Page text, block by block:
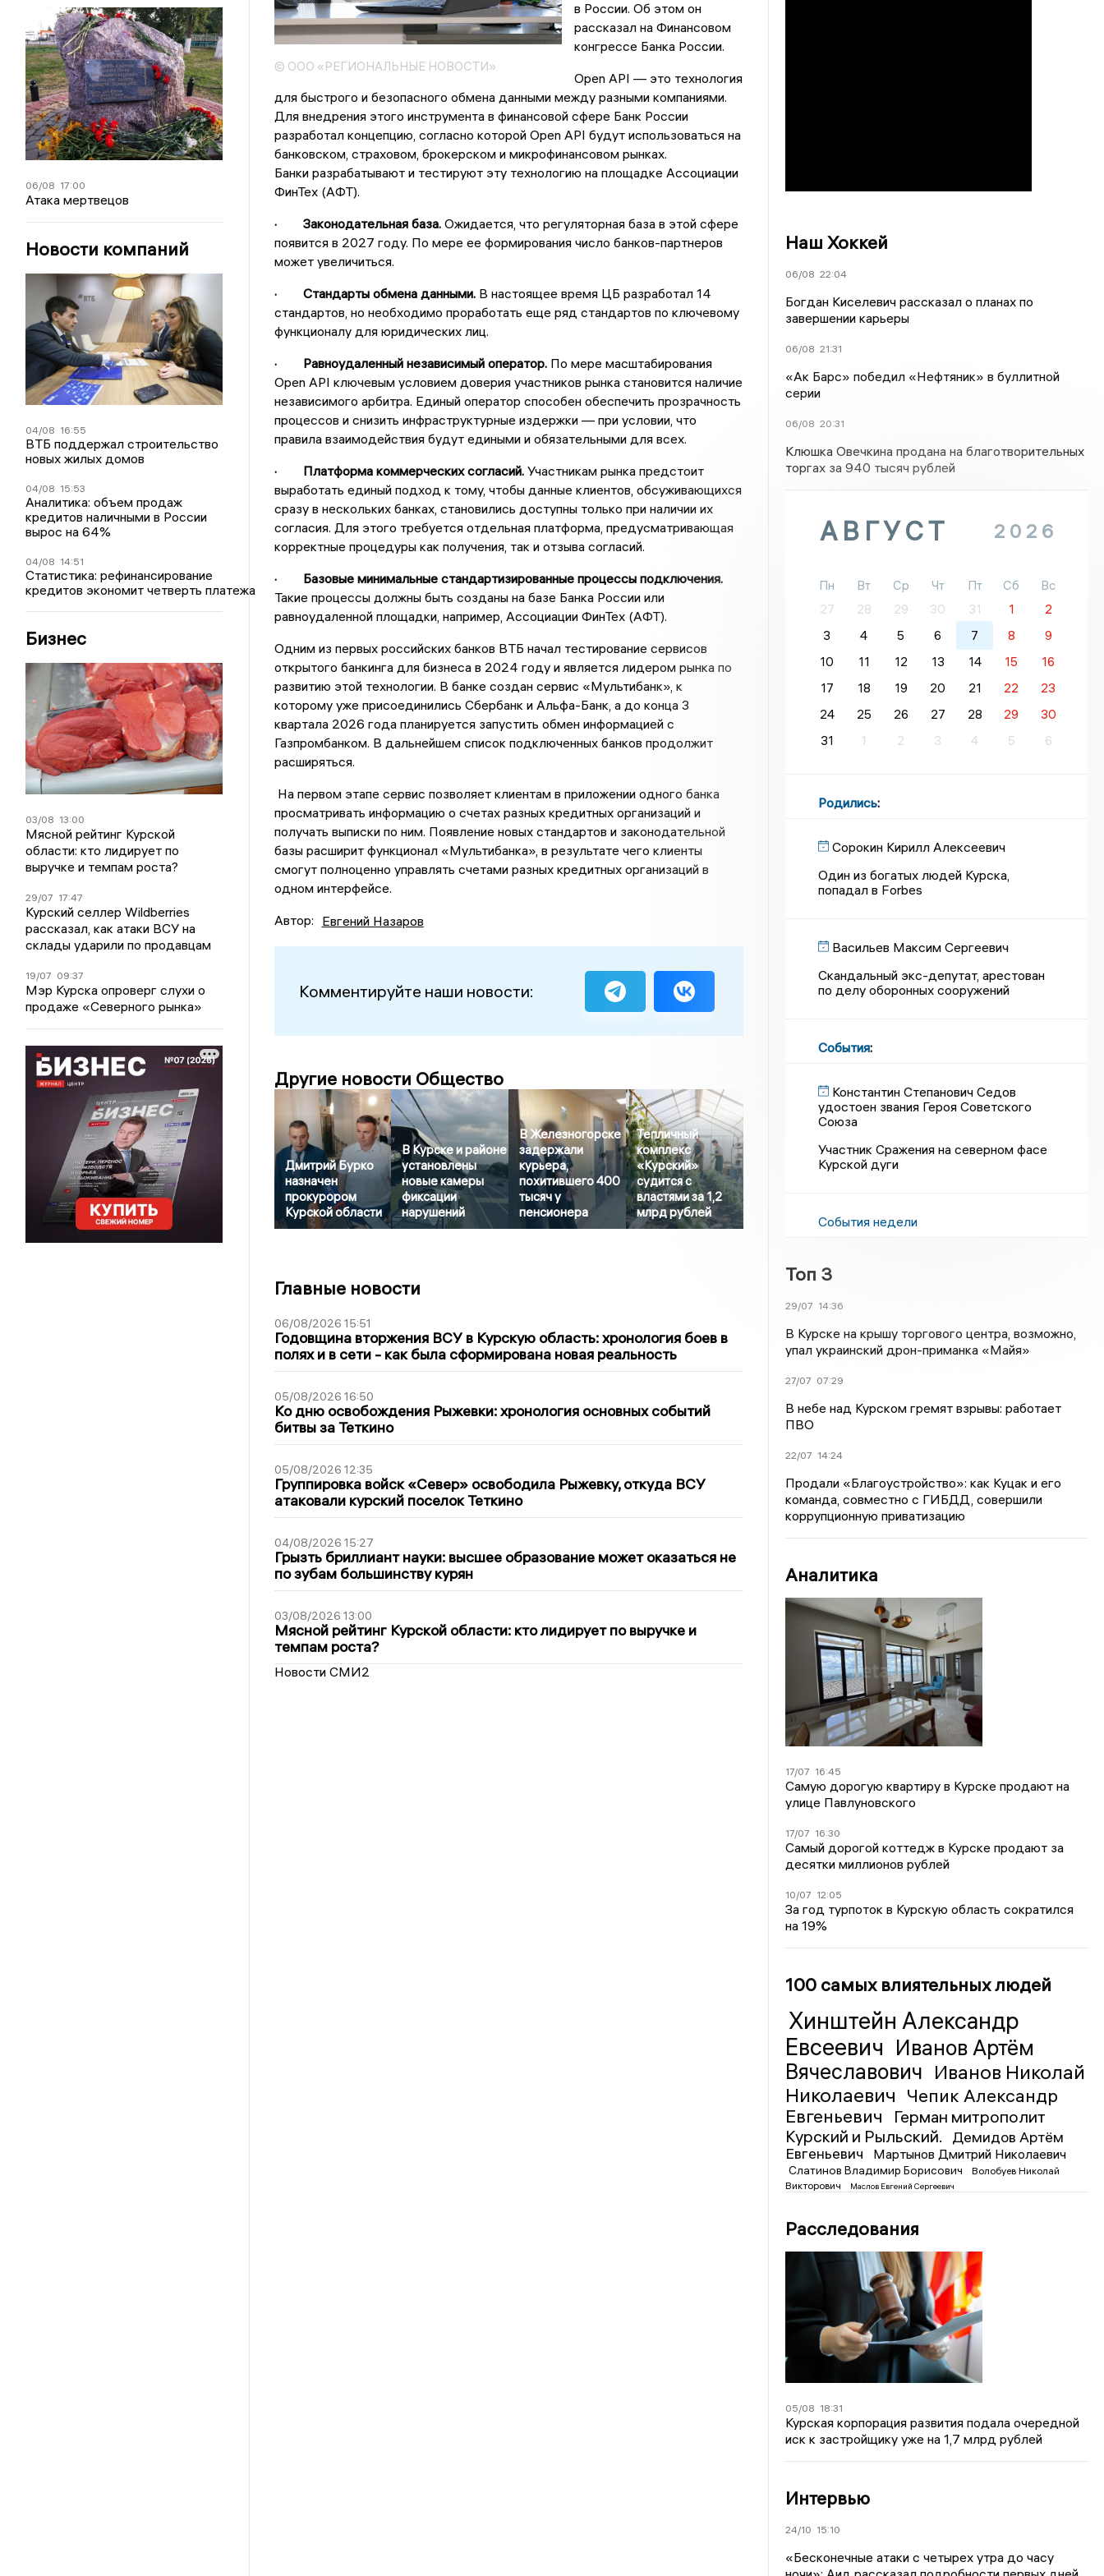
06/08 17:00
Атака мертвецов
Новости компаний
04/08 16:55
ВТБ поддержал строительство
новых жилых домов
04/08 15:53
Аналитика: объем продаж
кредитов наличными в России
вырос на 64%
04/08 14:51
Статистика: рефинансирование
кредитов экономит четверть платежа
Бизнес
03/08 13:00
Мясной рейтинг Курской
области: кто лидирует по
выручке и темпам роста?
29/07 17:47
Курский селлер Wildberries
рассказал, как атаки ВСУ на
склады ударили по продавцам
19/07 09:37
Мэр Курска опроверг слухи о
продаже «Северного рынка»
© ООО «РЕГИОНАЛЬНЫЕ НОВОСТИ»
в России. Об этом он
рассказал на Финансовом
конгрессе Банка России.
Open API — это технология
для быстрого и безопасного обмена данными между разными компаниями.
Для внедрения этого инструмента в финансовой сфере Банк России
разработал концепцию, согласно которой Open API будут использоваться на
банковском, страховом, брокерском и микрофинансовом рынках.
Банки разрабатывают и тестируют эту технологию на площадке Ассоциации
ФинТех (АФТ).
· Законодательная база.Ожидается, что регуляторная база в этой сфере
появится в 2027 году. По мере ее формирования число банков-партнеров
может увеличиться.
· Стандарты обмена данными.В настоящее время ЦБ разработал 14
стандартов, но необходимо проработать еще ряд стандартов по ключевому
функционалу для юридических лиц.
· Равноудаленный независимый оператор.По мере масштабирования
Open API ключевым условием доверия участников рынка становится наличие
независимого арбитра. Единый оператор способен обеспечить прозрачность
процессов и снизить инфраструктурные издержки — при условии, что
правила взаимодействия будут едиными и обязательными для всех.
· Платформа коммерческих согласий.Участникам рынка предстоит
выработать единый подход к тому, чтобы данные клиентов, обсуживающихся
сразу в нескольких банках, становились доступны только при наличии их
согласия. Для этого требуется отдельная платформа, предусматривающая
корректные процедуры как получения, так и отзыва согласий.
· Базовые минимальные стандартизированные процессы подключения.
Такие процессы должны быть созданы на базе Банка России или
равноудаленной площадки, например, Ассоциации ФинТех (АФТ).
Одним из первых российских банков ВТБ начал тестирование сервисов
открытого банкинга для бизнеса в 2024 году и является лидером рынка по
развитию этой технологии. В банке создан сервис «Мультибанк», к
которому уже присоединились Сбербанк и Альфа-Банк, а до конца 3
квартала 2026 года планируется запустить обмен информацией с
Газпромбанком. В дальнейшем список подключенных банков продолжит
расширяться.
На первом этапе сервис позволяет клиентам в приложении одного банка
просматривать информацию о счетах разных кредитных организаций и
получать выписки по ним. Появление новых стандартов и законодательной
базы расширит функционал «Мультибанка», в результате чего клиенты
смогут полноценно управлять счетами разных кредитных организаций в
одном интерфейсе.
Автор: Евгений Назаров
Комментируйте наши новости:
Другие новости Общество
Дмитрий Бурко
назначен
прокурором
Курской области
В Курске и районе
установлены
новые камеры
фиксации
нарушений
В Железногорске
задержали
курьера,
похитившего 400
тысяч у
пенсионера
Тепличный
комплекс
«Курский»
судится с
властями за 1,2
млрд рублей
Главные новости
06/08/2026 15:51
Годовщина вторжения ВСУ в Курскую область: хронология боев в
полях и в сети - как была сформирована новая реальность
05/08/2026 16:50
Ко дню освобождения Рыжевки: хронология основных событий
битвы за Теткино
05/08/2026 12:35
Группировка войск «Север» освободила Рыжевку, откуда ВСУ
атаковали курский поселок Теткино
04/08/2026 15:27
Грызть бриллиант науки: высшее образование может оказаться не
по зубам большинству курян
03/08/2026 13:00
Мясной рейтинг Курской области: кто лидирует по выручке и
темпам роста?
Новости СМИ2
Наш Хоккей
06/08 22:04
Богдан Киселевич рассказал о планах по
завершении карьеры
06/08 21:31
«Ак Барс» победил «Нефтяник» в буллитной
серии
06/08 20:31
Клюшка Овечкина продана на благотворительных
торгах за 940 тысяч рублей
АВГУСТ 2026
Пн Вт Ср Чт Пт Сб
Вс
27
28 29 30 31 1
2
3
4 5 6 7 8
9
10
11 12 13 14 15
16
17
18 19 20 21 22
23
24
25 26 27 28 29
30
31
1 2 3 4 5 6
Родились:
Сорокин Кирилл Алексеевич
Один из богатых людей Курска,
попадал в Forbes
Васильев Максим Сергеевич
Скандальный экс-депутат, арестован
по делу оборонных сооружений
События:
Константин Степанович Седов
удостоен звания Героя Советского
Союза
Участник Сражения на северном фасе
Курской дуги
События недели
Топ 3
29/07 14:36
В Курске на крышу торгового центра, возможно,
упал украинский дрон-приманка «Майя»
27/07 07:29
В небе над Курском гремят взрывы: работает
ПВО
22/07 14:24
Продали «Благоустройство»: как Куцак и его
команда, совместно с ГИБДД, совершили
коррупционную приватизацию
Аналитика
17/07 16:45
Самую дорогую квартиру в Курске продают на
улице Павлуновского
17/07 16:30
Самый дорогой коттедж в Курске продают за
десятки миллионов рублей
10/07 12:05
За год турпоток в Курскую область сократился
на 19%
100 самых влиятельных людей
Хинштейн Александр
Евсеевич Иванов Артём
Вячеславович Иванов Николай
Николаевич Чепик Александр
Евгеньевич
Герман митрополит
Курский и Рыльский.
Демидов Артём
Евгеньевич
Мартынов Дмитрий Николаевич
Слатинов Владимир Борисович
Волобуев Николай
Викторович
Маслов Евгений Сергеевич
Расследования
05/08 18:31
Курская корпорация развития подала очередной
иск к застройщику уже на 1,7 млрд рублей
Интервью
24/10 15:10
«Бесконечные атаки с четырех утра до часу